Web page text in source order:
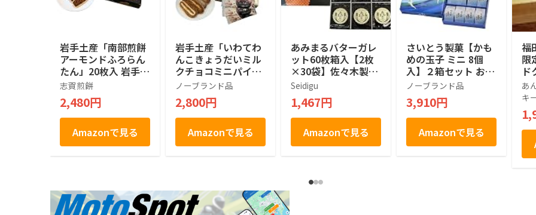
岩手土産「南部煎餅
アーモンドふろらん
たん」20枚入 岩手
お土産 お菓子 南部
せんべい
志賀煎餅
2,480円
Amazonで見る
岩手土産「いわてわ
んこきょうだいミル
クチョコミニパイ」
24個入 岩手 お土産
お菓子（手提げ袋付
き）
ノーブランド品
2,800円
Amazonで見る
あみまるバターガレ
ット60枚箱入【2枚
×30袋】佐々木製菓
[工場直送]岩手銘菓
Seidigu
1,467円
Amazonで見る
さいとう製菓【かも
めの玉子 ミニ 8個
入】２箱セット お土
産 手土産 ギフト お
菓子 岩手銘菓 東北
ノーブランド品
3,910円
Amazonで見る
福
限
ド
あ
キ